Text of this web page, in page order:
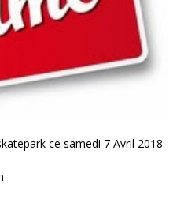
ce samedi 7 Avril 2018.